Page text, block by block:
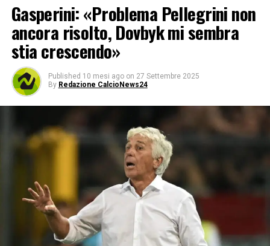
Gasperini: «Problema Pellegrini non
ancora risolto, Dovbyk mi sembra
stia crescendo»
Published 10 mesi ago on 27 Settembre 2025
By Redazione CalcioNews24